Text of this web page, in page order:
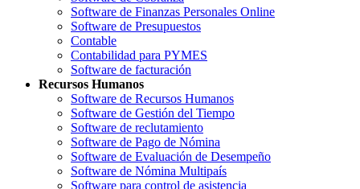
Software de Finanzas Personales Online
Software de Presupuestos
Contable
Contabilidad para PYMES
Software de facturación
Recursos Humanos
Software de Recursos Humanos
Software de Gestión del Tiempo
Software de reclutamiento
Software de Pago de Nómina
Software de Evaluación de Desempeño
Software de Nómina Multipaís
Software para control de asistencia